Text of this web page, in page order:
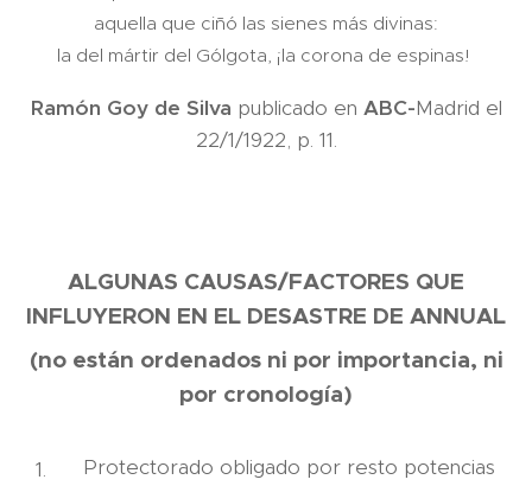
aquella que ciñó las sienes más divinas:
la del mártir del Gólgota, ¡la corona de espinas!
Ramón Goy de Silva publicado en ABC-Madrid el
22/1/1922, p. 11.
ALGUNAS CAUSAS/FACTORES QUE
INFLUYERON EN EL DESASTRE DE ANNUAL
(no están ordenados ni por importancia, ni
por cronología)
Protectorado obligado por resto potencias